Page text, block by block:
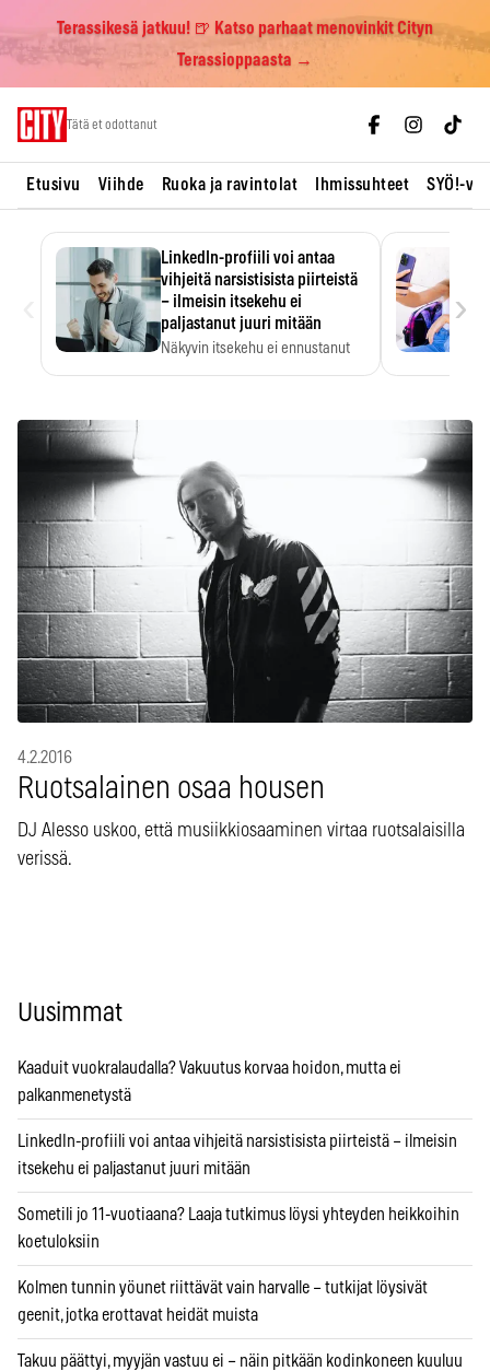
Terassikesä jatkuu! 🍺 Katso parhaat menovinkit Cityn
Terassioppaasta →
Tätä et odottanut
Etusivu Viihde Ruoka ja ravintolat Ihmissuhteet SYÖ!-
LinkedIn-profiili voi antaa
vihjeitä narsistisista piirteistä
– ilmeisin itsekehu ei
paljastanut juuri mitään
Näkyvin itsekehu ei ennustanut
›
4.2.2016
Ruotsalainen osaa housen
DJ Alesso uskoo, että musiikkiosaaminen virtaa ruotsalaisilla
verissä.
Uusimmat
Kaaduit vuokralaudalla? Vakuutus korvaa hoidon, mutta ei
palkanmenetystä
LinkedIn-profiili voi antaa vihjeitä narsistisista piirteistä – ilmeisin
itsekehu ei paljastanut juuri mitään
Sometili jo 11-vuotiaana? Laaja tutkimus löysi yhteyden heikkoihin
koetuloksiin
Kolmen tunnin yöunet riittävät vain harvalle – tutkijat löysivät
geenit, jotka erottavat heidät muista
Takuu päättyi, myyjän vastuu ei – näin pitkään kodinkoneen kuuluu